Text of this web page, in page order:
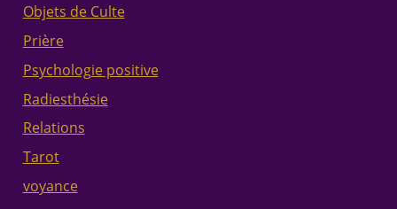
Objets de Culte
Prière
Psychologie positive
Radiesthésie
Relations
Tarot
voyance